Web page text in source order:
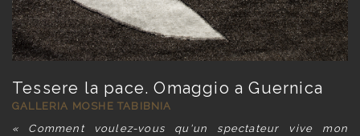
Tessere la pace. Omaggio a Guernica
GALLERIA MOSHE TABIBNIA
« Comment voulez-vous qu'un spectateur vive mon